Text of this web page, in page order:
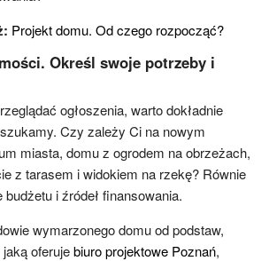
Projekt domu. Od czego rozpocząć?
Określ swoje potrzeby i
ogłoszenia, warto dokładnie
Czy zależy Ci na nowym
miasta, domu z ogrodem na obrzeżach,
z tarasem i widokiem na rzekę? Równie
i źródeł finansowania.
wymarzonego domu od podstaw,
oferujebiuro projektowe Poznań,